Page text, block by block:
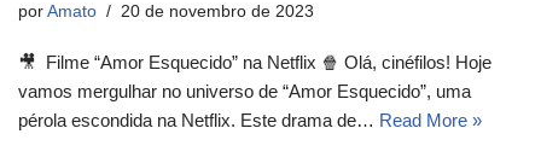
por Amato 20 de novembro de 2023
🎥 Filme “Amor Esquecido” na Netflix 🍿 Olá, cinéfilos! Hoje
vamos mergulhar no universo de “Amor Esquecido”, uma
pérola escondida na Netflix. Este drama de… Read More »